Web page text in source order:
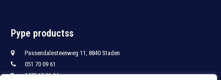
Pype productss
Passendalesteenweg 11, 8840 Staden
051 70 09 61
0475 65 21 94